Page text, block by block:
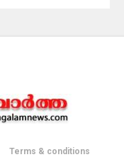
Terms & conditions